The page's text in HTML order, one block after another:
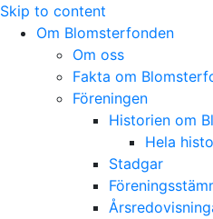
Skip to content
Om Blomsterfonden
Om oss
Fakta om
Föreningen
Historien om
Hela
Stadgar